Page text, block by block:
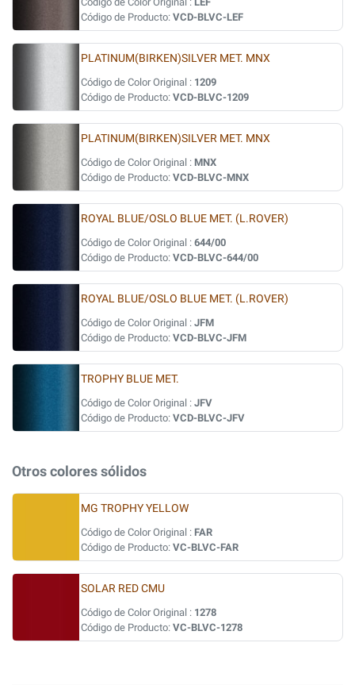
Código de Producto: VCD-BLVC-LEF
PLATINUM(BIRKEN)SILVER MET. MNX
Código de Color Original : 1209
Código de Producto: VCD-BLVC-1209
PLATINUM(BIRKEN)SILVER MET. MNX
Código de Color Original : MNX
Código de Producto: VCD-BLVC-MNX
ROYAL BLUE/OSLO BLUE MET. (L.ROVER)
Código de Color Original : 644/00
Código de Producto: VCD-BLVC-644/00
ROYAL BLUE/OSLO BLUE MET. (L.ROVER)
Código de Color Original : JFM
Código de Producto: VCD-BLVC-JFM
TROPHY BLUE MET.
Código de Color Original : JFV
Código de Producto: VCD-BLVC-JFV
Otros colores sólidos
MG TROPHY YELLOW
Código de Color Original : FAR
Código de Producto: VC-BLVC-FAR
SOLAR RED CMU
Código de Color Original : 1278
Código de Producto: VC-BLVC-1278